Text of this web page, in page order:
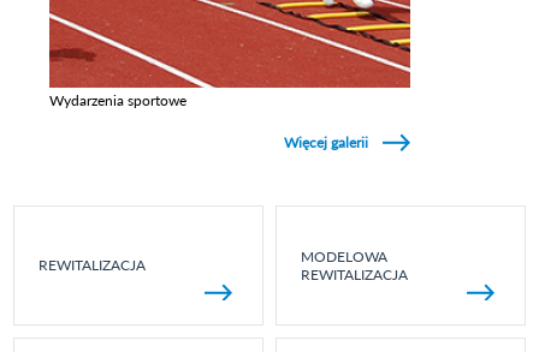
Wydarzenia sportowe
Więcej galerii
REWITALIZACJA
MODELOWA
REWITALIZACJA